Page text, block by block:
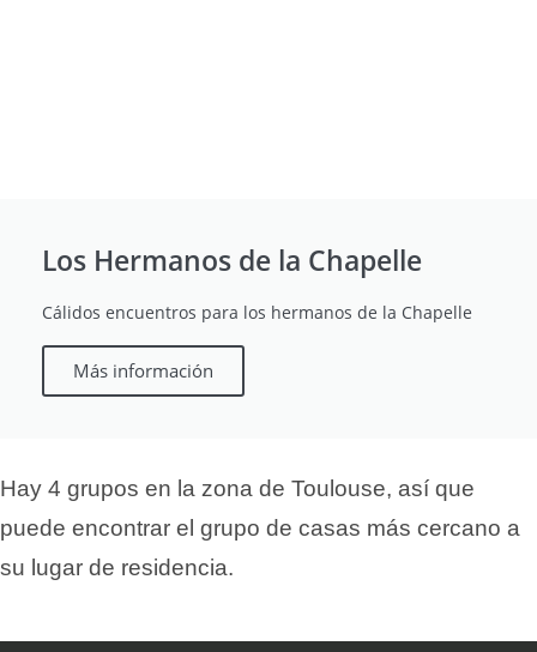
Los Hermanos de la Chapelle
Cálidos encuentros para los hermanos de la Chapelle
Más información
Hay 4 grupos en la zona de Toulouse, así que
puede encontrar el grupo de casas más cercano a
su lugar de residencia.